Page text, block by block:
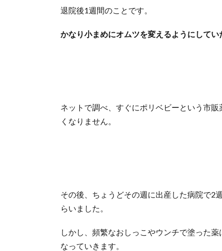
退院後1週間のことです。
かなり小まめにオムツを変えるようにして
ネットで調べ、すぐにポリベビーという市
くなりません。
その後、ちょうどその週に出産した病院で2
らいました。
しかし、頻繁なおしっこやウンチで塗った
なっていきます。